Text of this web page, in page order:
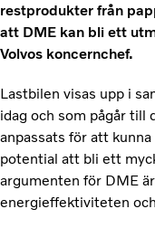
restprodukter från
att DME kan bli ett
Volvos koncernchef.
Lastbilen visas upp i
idag och som pågår till
anpassats för att
potential att bli ett
argumenten för DME
energieffektiviteten